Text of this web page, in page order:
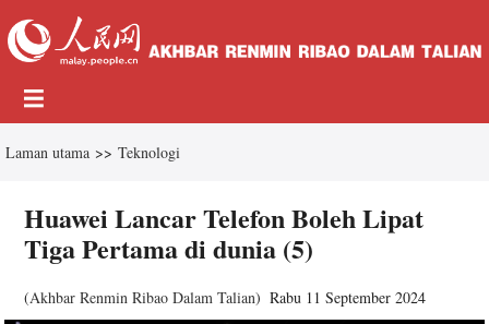
Laman utama >> Teknologi
Huawei Lancar Telefon Boleh Lipat
Tiga Pertama di dunia (5)
(Akhbar Renmin Ribao Dalam Talian) Rabu 11 September 2024